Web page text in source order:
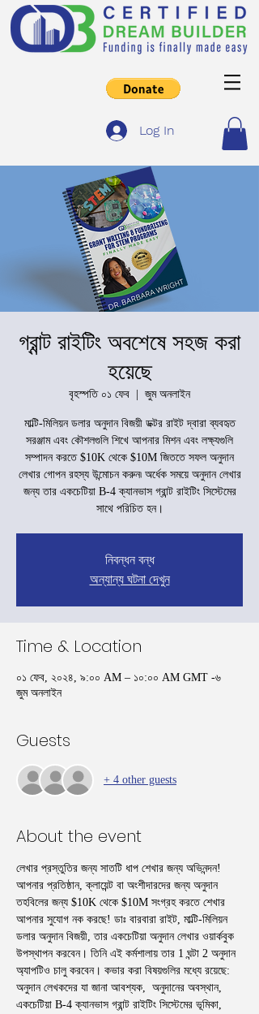
Log In
গ্রান্ট রাইটিং অবশেষে সহজ করা
হয়েছে
বৃহস্পতি ০১ ফেব
  |
জুম অনলাইন
মাল্টি-মিলিয়ন ডলার অনুদান বিজয়ী ডক্টর রাইট দ্বারা ব্যবহৃত
সরঞ্জাম এবং কৌশলগুলি শিখে আপনার মিশন এবং লক্ষ্যগুলি
সম্পাদন করতে $10K থেকে $10M জিততে সফল অনুদান
লেখার গোপন রহস্য উন্মোচন করুন৷ অর্ধেক সময়ে অনুদান লেখার
জন্য তার একচেটিয়া B-4 ক্যানভাস গ্রান্ট রাইটিং সিস্টেমের
সাথে পরিচিত হন।
নিবন্ধন বন্ধ
অন্যান্য ঘটনা দেখুন
Time & Location
০১ ফেব, ২০২৪, ৯:০০ AM – ১০:০০ AM GMT -৬
জুম অনলাইন
Guests
+ 4 other guests
About the event
লেখার প্রস্তুতির জন্য সাতটি ধাপ শেখার জন্য অভিনন্দন!
আপনার প্রতিষ্ঠান, ক্লায়েন্ট বা অংশীদারদের জন্য অনুদান
তহবিলের জন্য $10K থেকে $10M সংগ্রহ করতে শেখার
আপনার সুযোগ নক করছে! ডাঃ বারবারা রাইট, মাল্টি-মিলিয়ন
ডলার অনুদান বিজয়ী, তার একচেটিয়া অনুদান লেখার ওয়ার্কবুক
উপস্থাপন করবেন। তিনি এই কর্মশালায় তার 1 ঘন্টা 2 অনুদান
অ্যাপটিও চালু করবেন। কভার করা বিষয়গুলির মধ্যে রয়েছে:
অনুদান লেখকদের যা জানা আবশ্যক,  অনুদানের অবস্থান,
একচেটিয়া B-4 ক্যানভাস গ্রান্ট রাইটিং সিস্টেমের ভূমিকা,